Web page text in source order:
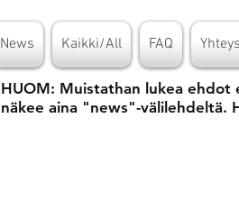
News Kaikki/All FAQ
HUOM: Muistathan lukea ehdot
näkee aina "news"-välilehdeltä.